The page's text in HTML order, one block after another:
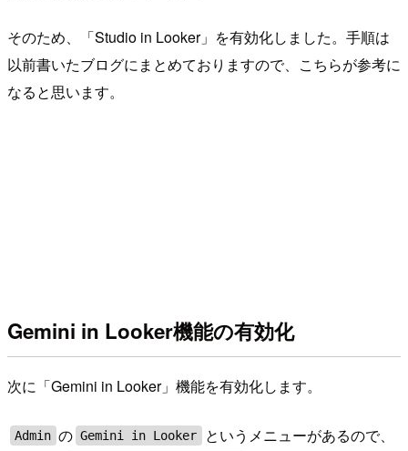
そのため、「Studio in Looker」を有効化しました。手順は
以前書いたブログにまとめておりますので、こちらが参考に
なると思います。
Gemini in Looker機能の有効化
次に「Gemini in Looker」機能を有効化します。
Admin の Gemini in Looker
というメニューがあるので、